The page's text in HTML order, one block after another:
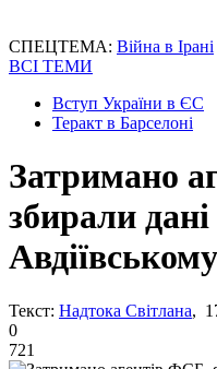
СПЕЦТЕМА: Війна в Ірані
ВСІ ТЕМИ
Вступ України в ЄС
Теракт в Барселоні
Затримано
збирали
Текст: Надтока Світлана,
0
721